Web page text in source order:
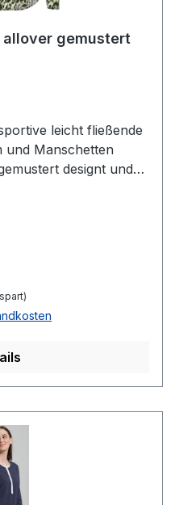
allover gemustert
leicht fließende
und Manschetten
designt und